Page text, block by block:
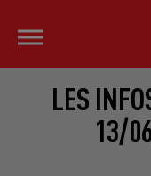
LES
13/